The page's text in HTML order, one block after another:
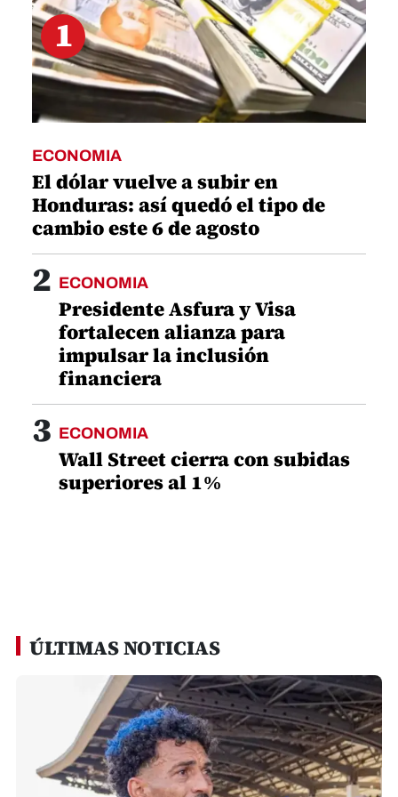
1
ECONOMIA
El dólar vuelve a subir en
Honduras: así quedó el tipo de
cambio este 6 de agosto
2 ECONOMIA
Presidente Asfura y Visa
fortalecen alianza para
impulsar la inclusión
financiera
3 ECONOMIA
Wall Street cierra con subidas
superiores al 1%
ÚLTIMAS NOTICIAS